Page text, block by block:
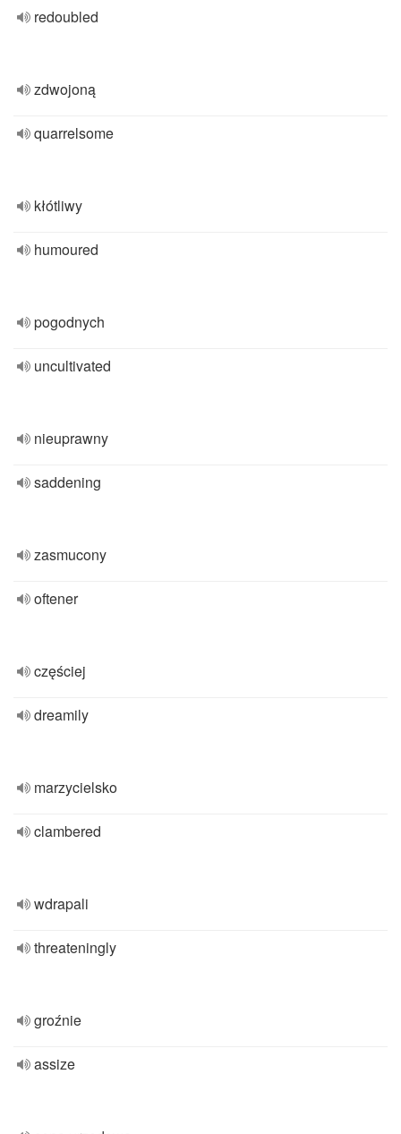
redoubled
zdwojoną
quarrelsome
kłótliwy
humoured
pogodnych
uncultivated
nieuprawny
saddening
zasmucony
oftener
częściej
dreamily
marzycielsko
clambered
wdrapali
threateningly
groźnie
assize